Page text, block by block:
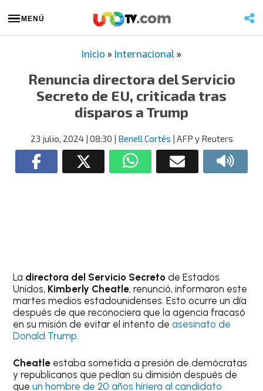
MENÚ
Inicio » Internacional »
Renuncia directora del Servicio
Secreto de EU, criticada tras
disparos a Trump
23 julio, 2024| 08:30 | Benell Cortés | AFP y Reuters
La directora del Servicio Secretode Estados
Unidos, Kimberly Cheatle, renunció, informaron este
martes medios estadounidenses. Esto ocurre un día
después de que reconociera que la agencia fracasó
en su misión de evitar el intento de asesinato de
Donald Trump.
Cheatle estaba sometida a presión de demócratas
y republicanos que pedían su dimisión después de
queun hombre de 20 años hiriera al candidato